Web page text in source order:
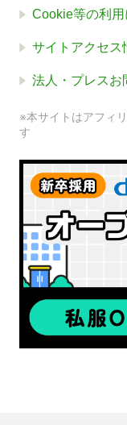
Cookie等の利
サイトアクセス
法人・プレスお
※本サイトはアフィ
す